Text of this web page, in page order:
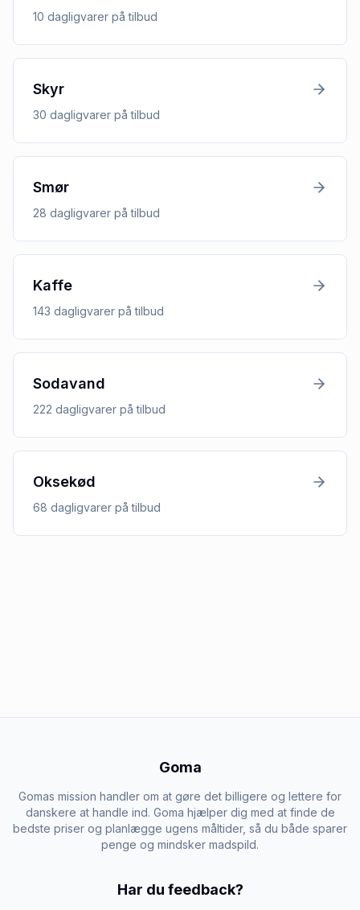
10 dagligvarer på tilbud
Skyr
30 dagligvarer på tilbud
Smør
28 dagligvarer på tilbud
Kaffe
143 dagligvarer på tilbud
Sodavand
222 dagligvarer på tilbud
Oksekød
68 dagligvarer på tilbud
Goma
Gomas mission handler om at gøre det billigere og lettere for
danskere at handle ind. Goma hjælper dig med at finde de
bedste priser og planlægge ugens måltider, så du både sparer
penge og mindsker madspild.
Har du feedback?